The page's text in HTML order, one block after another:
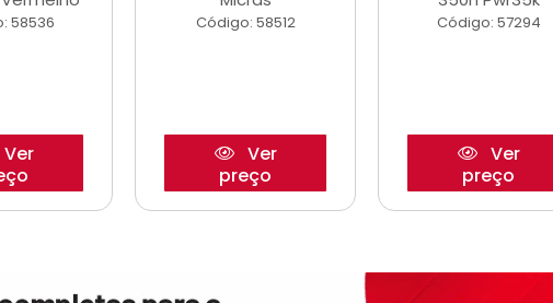
58536
Ver
Código: 58512
Ver
preço
Código: 57294
Ver
preço